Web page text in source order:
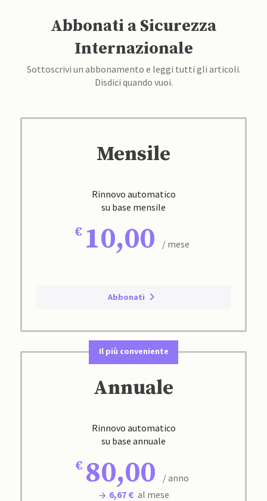
Abbonati a Sicurezza
Internazionale
Sottoscrivi un abbonamento e leggi tutti gli articoli.
Disdici quando vuoi.
Mensile
Rinnovo automatico
su base mensile
10,00 / mese
Abbonati
Il più conveniente
Annuale
Rinnovo automatico
su base annuale
80,00
/ anno
6,67 € al mese